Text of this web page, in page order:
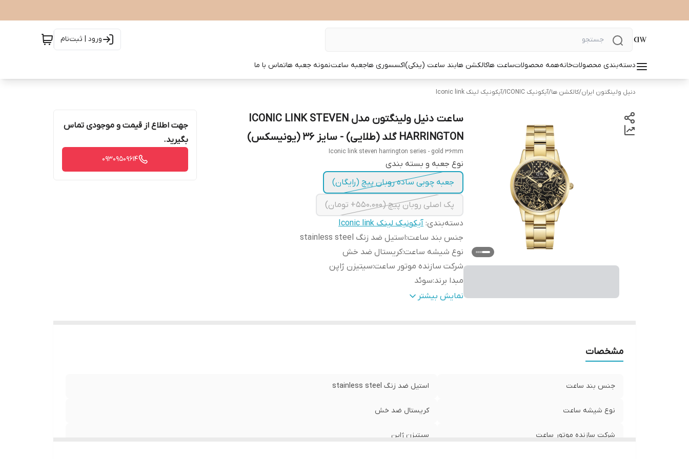
ورود | ثبت‌نام
دسته‌بندی محصولاتخانههمه محصولاتساعت هاکالکشن هابند ساعت (یدکی)اکسسوری هاجعبه ساعتنمونه جعبه هاتماس با ما
دنیل ولینگتون ایران/کالکشن ها/آیکونیک ICONIC /آیکونیک لینک Iconic link
ساعت دنیل ولینگتون مدل ICONIC LINK STEVEN
HARRINGTON گلد (طلایی) - سایز 36 (یونیسکس)
Iconic link steven harrington series - gold 36mm
نوع جعبه و بسته بندی
جعبه چوبی ساده روبان پیچ (رایگان)
پک اصلی روبان پیچ (550،000+ تومان)
دسته‌بندی: آیکونیک لینک Iconic link
جنس بند ساعت:استیل ضد زنگ stainless steel
نوع شیشه ساعت:کریستال ضد خش
شرکت سازنده موتور ساعت:سیتیزن ژاپن
مبدا برند:سوئد
قطر صفحه ساعت
نمایش بیشتر
جهت اطلاع از قیمت و موجودی تماس
بگیرید.
09309509614
مشخصات
جنس بند ساعت استیل ضد زنگ stainless steel
نوع شیشه ساعت کریستال ضد خش
شرکت سازنده موتور ساعت سیتیزن ژاپن